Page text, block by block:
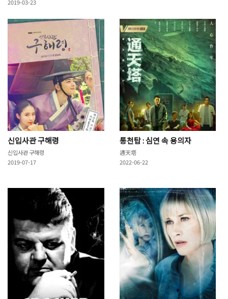
2019-03-23
신입사관 구해령
신입사관 구해령
2019-07-17
통천탑 : 심연 속 용의자
通天塔
2022-06-22